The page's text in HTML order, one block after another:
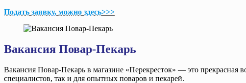
Подать заявку, можно здесь>>>
Вакансия Повар-Пекарь
Вакансия Повар-Пекарь в магазине «Перекресток» — это прекрасная
специалистов, так и для опытных поваров и пекарей.